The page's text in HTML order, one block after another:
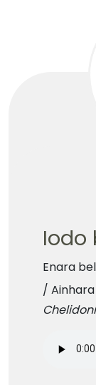
Iodo
Enara
/